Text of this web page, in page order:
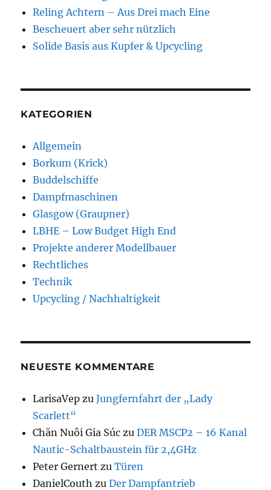
Reling Achtern – Aus Drei mach Eine
Bescheuert aber sehr nützlich
Solide Basis aus Kupfer & Upcycling
KATEGORIEN
Allgemein
Borkum (Krick)
Buddelschiffe
Dampfmaschinen
Glasgow (Graupner)
LBHE – Low Budget High End
Projekte anderer Modellbauer
Rechtliches
Technik
Upcycling / Nachhaltigkeit
NEUESTE KOMMENTARE
LarisaVep zuJungfernfahrt der „Lady
Scarlett“
Chăn Nuôi Gia Súc zuDER MSCP2 – 16 Kanal
Nautic-Schaltbaustein für 2,4GHz
Peter Gernert zuTüren
DanielCouth zuDer Dampfantrieb